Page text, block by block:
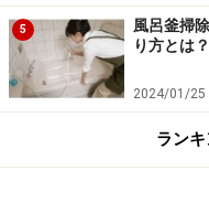
2:「セスキ炭酸
って？
5
風呂釜掃
り方とは？
2024/01/25
ラン